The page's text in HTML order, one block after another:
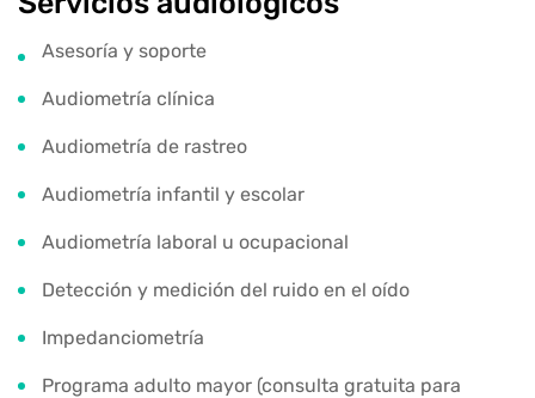
Asesoría y soporte
Audiometría clínica
Audiometría de rastreo
Audiometría infantil y escolar
Audiometría laboral u ocupacional
Detección y medición del ruido en el oído
Impedanciometría
Programa adulto mayor (consulta gratuita para